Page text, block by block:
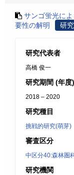
サンゴ蛍光に
要性の解明
研
研究代表者
高橋 俊一
研究期間 (年度)
2018 – 2020
研究種目
挑戦的研究(萌芽)
審査区分
中区分40:森林圏
研究機関